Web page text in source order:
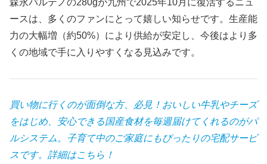
森永パルテノの280gが九州で2025年10月に復活するニュ
ースは、多くのファンにとって嬉しい知らせです。生産能
力の大幅増（約50%）により供給が安定し、今後はより多
くの地域で手に入りやすくなる見込みです。
買い物に行くのが面倒な方、必見！ おいしい牛乳やチーズ
をはじめ、安心できる国産食材を毎週届けてくれるのがパ
ルシステム。子育て中のご家庭にもぴったりの宅配サービ
スです。 詳細はこちら！